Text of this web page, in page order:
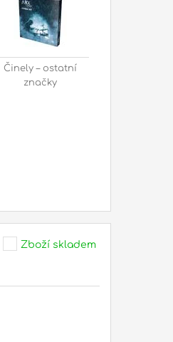
Činely – ostatní
značky
Zboží skladem